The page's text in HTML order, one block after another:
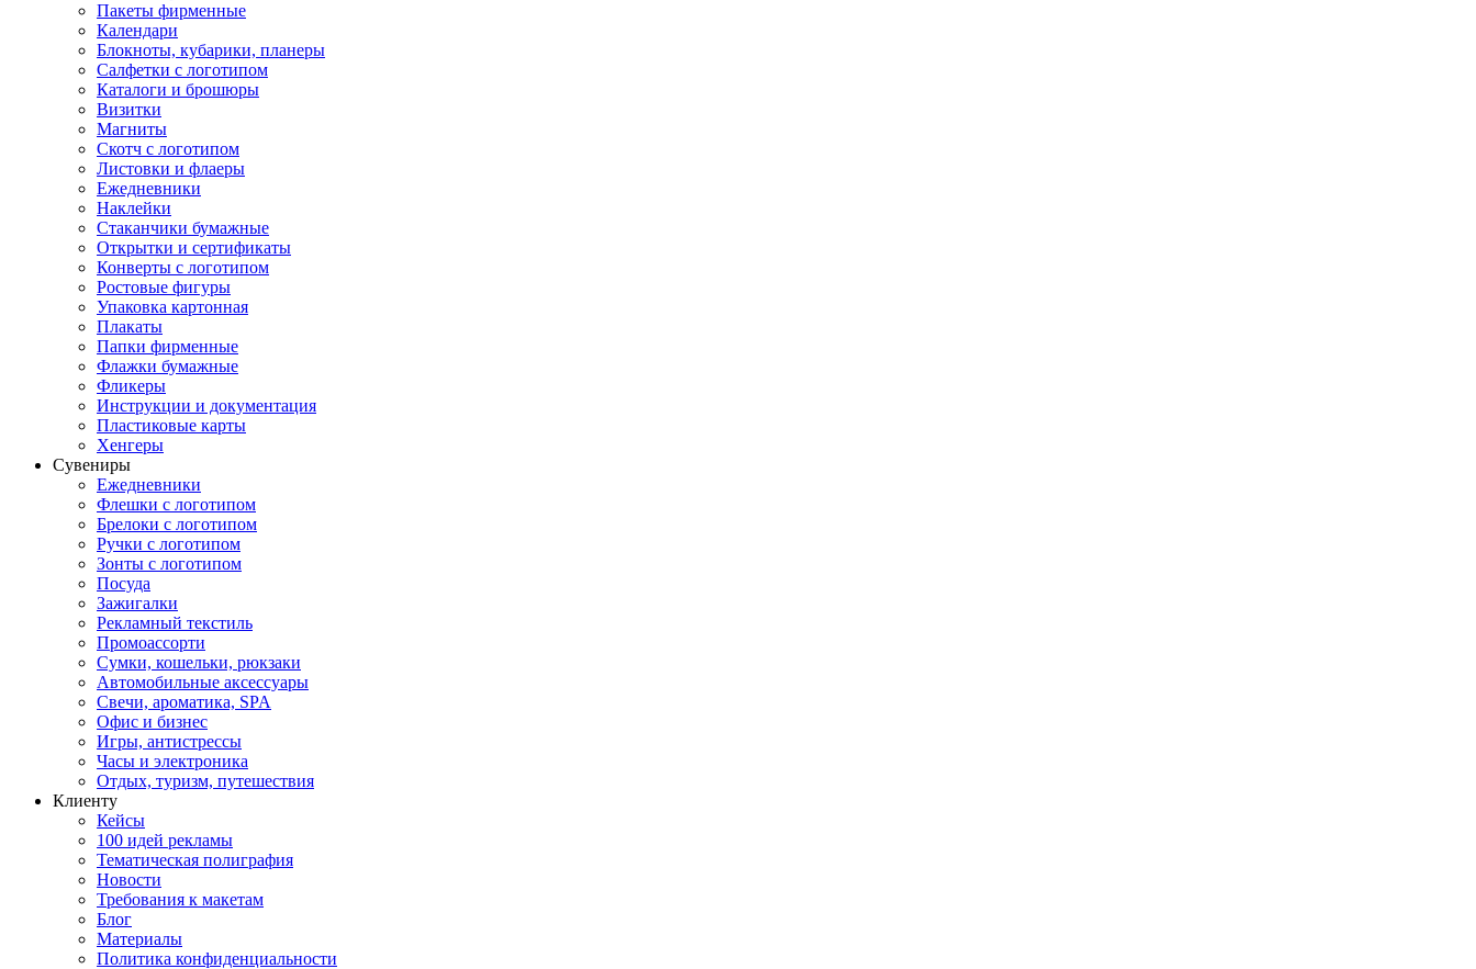
Пакеты фирменные
Календари
Блокноты, кубарики, планеры
Салфетки с логотипом
Каталоги и брошюры
Визитки
Магниты
Скотч с логотипом
Листовки и флаеры
Ежедневники
Наклейки
Стаканчики бумажные
Открытки и сертификаты
Конверты с логотипом
Ростовые фигуры
Упаковка картонная
Плакаты
Папки фирменные
Флажки бумажные
Фликеры
Инструкции и документация
Пластиковые карты
Хенгеры
Сувениры
Ежедневники
Флешки с логотипом
Брелоки с логотипом
Ручки с логотипом
Зонты с логотипом
Посуда
Зажигалки
Рекламный текстиль
Промоассорти
Сумки, кошельки, рюкзаки
Автомобильные аксессуары
Свечи, ароматика, SPA
Офис и бизнес
Игры, антистрессы
Часы и электроника
Отдых, туризм, путешествия
Клиенту
Кейсы
100 идей рекламы
Тематическая полиграфия
Новости
Требования к макетам
Блог
Материалы
Политика конфиденциальности